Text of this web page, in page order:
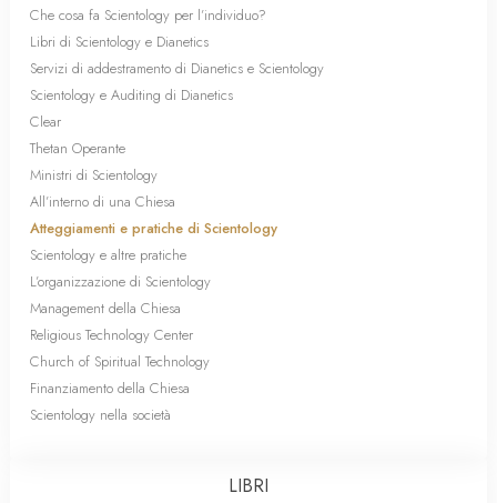
Che cosa fa Scientology per l’individuo?
Libri di Scientology e Dianetics
Servizi di addestramento di Dianetics e Scientology
Scientology e Auditing di Dianetics
Clear
Thetan Operante
Ministri di Scientology
All’interno di una Chiesa
Atteggiamenti e pratiche di Scientology
Scientology e altre pratiche
L’organizzazione di Scientology
Management della Chiesa
Religious Technology Center
Church of Spiritual Technology
Finanziamento della Chiesa
Scientology nella società
LIBRI